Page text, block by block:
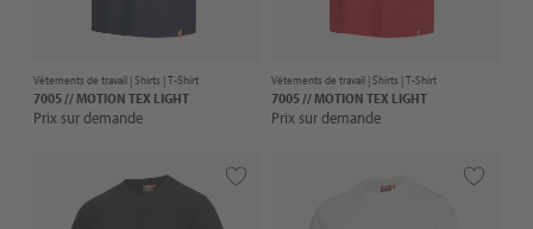
Vêtements de travail |Shirts | T-Shirt
7005 // MOTION TEX LIGHT
Prix sur demande
Vêtements de travail |Shirts | T-Shirt
7005 // MOTION TEX LIGHT
Prix sur demande